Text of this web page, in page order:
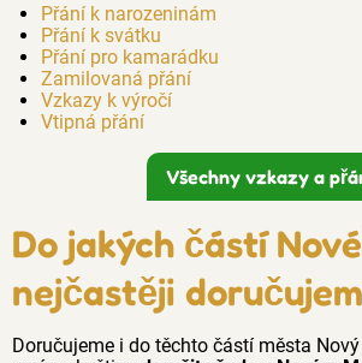
Přání k narozeninám
Přání k svátku
Přání pro kamarádku
Zamilovaná přání
Vzkazy k výročí
Vtipná přání
Všechny vzkazy a
Do jakých částí
nejčastěji
Doručujeme i do těchto částí města